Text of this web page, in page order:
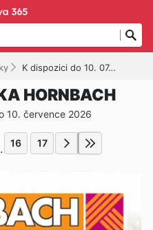
K dispozici do 10. 07. 2026
HORNBACH
10. července 2026
16 17